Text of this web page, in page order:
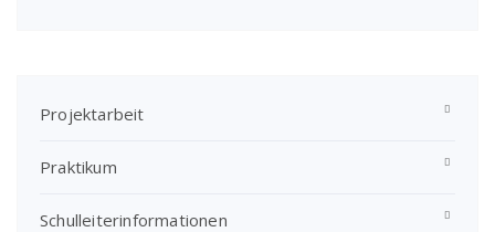
Projektarbeit
Praktikum
Schulleiterinformationen